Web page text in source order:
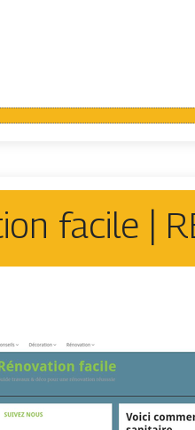
facile |